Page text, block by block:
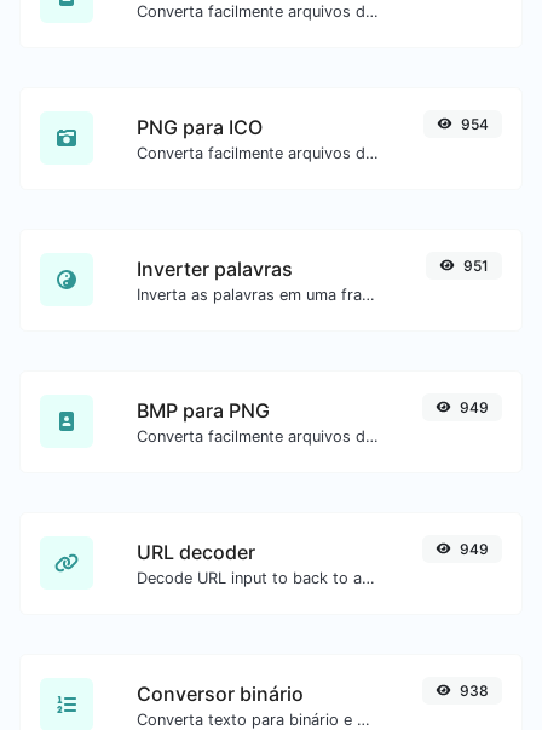
Converta facilmente arquivos de imagem BMP para GIF.
PNG para ICO
Converta facilmente arquivos de imagem PNG para ICO.
954
Inverter palavras
Inverta as palavras em uma frase ou parágrafo com facilidade.
951
BMP para PNG
Converta facilmente arquivos de imagem BMP para PNG.
949
URL decoder
Decode URL input to back to a normal string.
949
Conversor binário
Converta texto para binário e o contrário para qualquer entrada de string.
938